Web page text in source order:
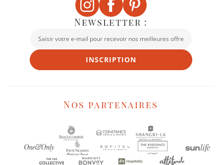
Newsletter :
INSCRIPTION
Nos partenaires